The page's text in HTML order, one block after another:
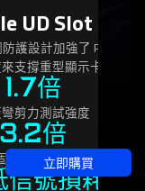
立即購買
UD Slot
防護設計加強了 PCIe 插
支撐重型顯示卡。
1.7倍
剪力測試強度
3.2倍
定力測試強度
信號損耗